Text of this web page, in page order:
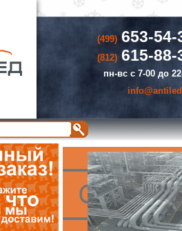
(499)653-54-
(812)615-88-
пн-вс с 7-00 до